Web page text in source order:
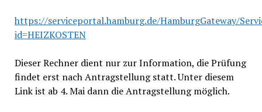
https://serviceportal.hamburg.de/HamburgGateway/
id=HEIZKOSTEN
Dieser Rechner dient nur zur Information, die Prüfung
findet erst nach Antragstellung statt. Unter diesem
Link ist ab 4. Mai dann die Antragstellung möglich.